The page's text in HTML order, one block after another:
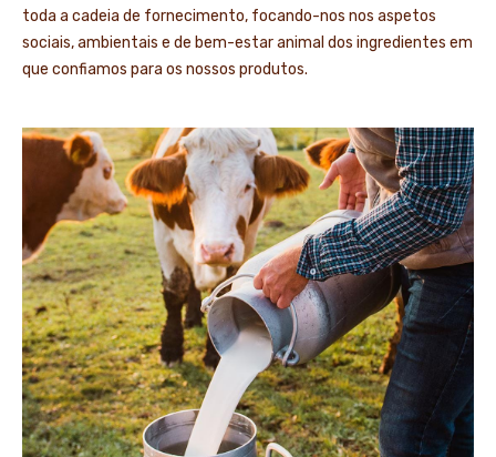
toda a cadeia de fornecimento, focando-nos nos aspetos
sociais, ambientais e de bem-estar animal dos ingredientes em
que confiamos para os nossos produtos.